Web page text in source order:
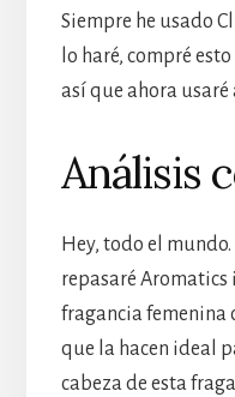
Siempre he usado
lo haré, compré
así que ahora usaré
Análisis
Hey, todo el
repasaré Aromatics
fragancia femenina
que la hacen ideal
cabeza de esta